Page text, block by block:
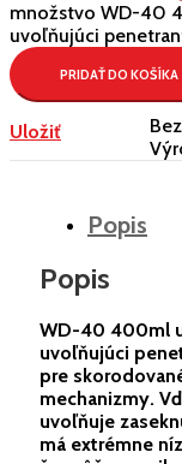
množstvo WD-40
uvoľňujúci
PRIDAŤ DO KOŠÍKA
Uložiť
Popis
Popis
WD-40 400ml
uvoľňujúci
pre
mechanizmy.
uvoľňuje
má extrémne